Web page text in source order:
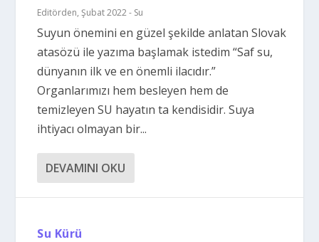
Editörden,Şubat 2022 - Su
Suyun önemini en güzel şekilde anlatan Slovak
atasözü ile yazıma başlamak istedim “Saf su,
dünyanın ilk ve en önemli ilacıdır.”
Organlarımızı hem besleyen hem de
temizleyen SU hayatın ta kendisidir. Suya
ihtiyacı olmayan bir...
DEVAMINI OKU
Su Kürü